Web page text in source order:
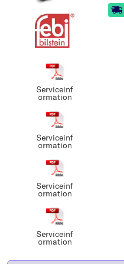
Serviceinf
ormation
Serviceinf
ormation
Serviceinf
ormation
Serviceinf
ormation